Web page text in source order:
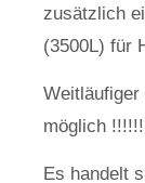
zusätzlich
(3500L) für
Weitläufiger
möglich
Es handelt